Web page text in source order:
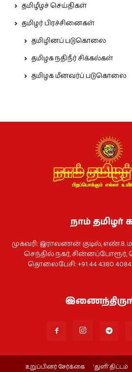
தமிழீழச் செய்திகள்
தமிழர் பிரச்சினைகள்
தமிழினப் படுகொலை
தமிழக நதிநீர் சிக்கல்கள்
தமிழக மீனவர்ப் படுகொலை
நாம் தமிழர்
முகவரி: இராவணன் குடில்,
செந்தில் நகர், சின்னப்போரூர்,
தொலைபேசி: +91 44 4380 4084
உறுப்பினர் சேர்க்கை ‘துளி’ திட்டம்